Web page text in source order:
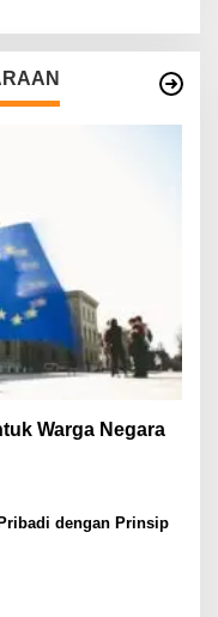
Warga Negara
dengan Prinsip